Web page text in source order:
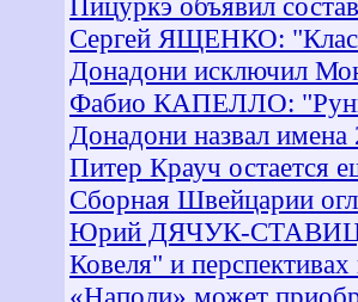
Сергей ЯЩЕНКО:
Донадони исключил
Фабио КАПЕЛЛО: "Руни
Донадони назвал
Питер Крауч остается
Сборная Швейцарии
Юрий ДЯЧУК-
Ковеля" и